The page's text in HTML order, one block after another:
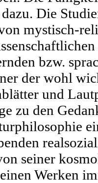
Die
mystisch-
bzw.
der wohl
und
zu den
seiner
Werken